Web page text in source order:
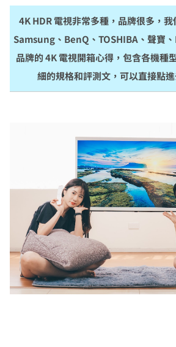
4K HDR 電視非常多種，品牌很多，我
Samsung、BenQ、TOSHIBA、聲寶
品牌的 4K 電視開箱心得，包含各機種
細的規格和評測文，可以直接點